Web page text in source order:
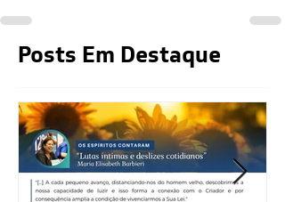
Posts Em Destaque